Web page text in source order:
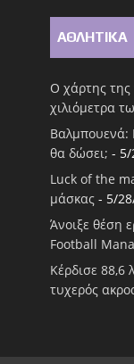
ΑΘΛΗΤΙΚΑ
Ο χάρτης της
χιλιόμετρα
Βαλμπουενά:
θα δώσει; - 5/
Luck of the
μάσκας - 5/
Άνοιξε θέση
Football
Κέρδισε 88,6
τυχερός